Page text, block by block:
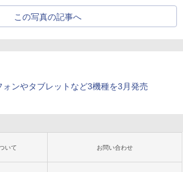
この写真の記事へ
ォンやタブレットなど3機種を3月発売
いて お問い合わせ